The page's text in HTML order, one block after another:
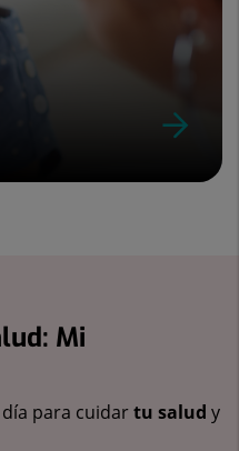
Mi
para cuidartu salud y